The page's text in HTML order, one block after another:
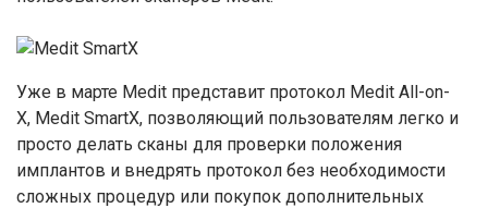
Уже в марте Medit представит протокол Medit All-on-
X, Medit SmartX, позволяющий пользователям легко и
просто делать сканы для проверки положения
имплантов и внедрять протокол без необходимости
сложных процедур или покупок дополнительных